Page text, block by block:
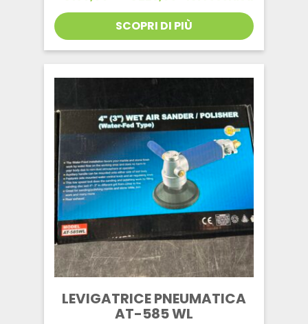
di
prezzo:
da
€139,00
a
SCOPRI DI PIÙ
LEVIGATRICE PNEUMATICA
AT-585 WL